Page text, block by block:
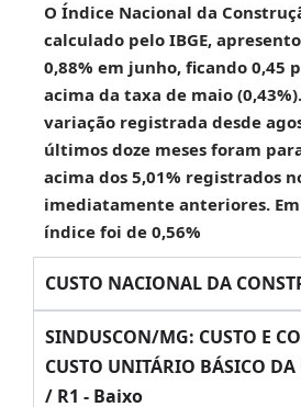
O Índice Nacional da
calculado pelo IBGE,
0,88% em junho, ficando 0,45
acima da taxa de maio
variação registrada desde
últimos doze meses foram
acima dos 5,01% registrados
imediatamente anteriores.
índice foi de 0,56%
CUSTO NACIONAL DA
SINDUSCON/MG: CUSTO E
CUSTO UNITÁRIO BÁSICO DA
/ R1 - Baixo